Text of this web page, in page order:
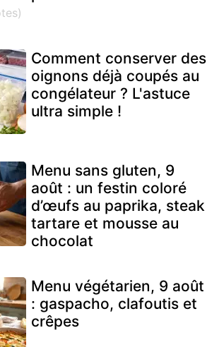
Comment conserver des
oignons déjà coupés au
congélateur ? L'astuce
ultra simple !
Menu sans gluten, 9
août : un festin coloré
d’œufs au paprika, steak
tartare et mousse au
chocolat
Menu végétarien, 9 août
: gaspacho, clafoutis et
crêpes